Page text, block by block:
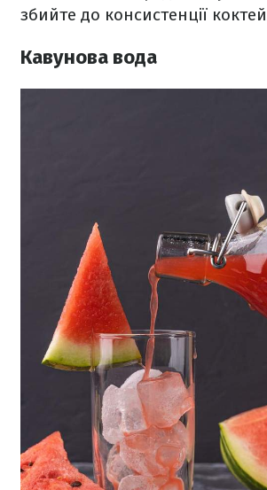
збийте до консистенції
Кавунова вода